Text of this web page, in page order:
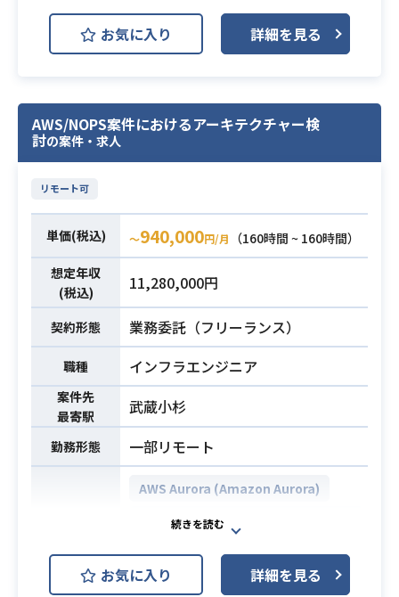
・ヒアリングに基づく具体的なシス
テム仕様やエージェントの振る舞い
Webアプリケーション（フロントエ
ンド/バックエンド）の実装
必須スキル
以上の参画経験
・Claudeを用いたファインチューニ
ング、RAG、AIエージェントの構築
経験
・AWS上での開発基盤構築経験、ま
たはJira/Redmineへの自動化機能の
組み込み経験
・英語での読み書きおよびディスカ
ッション経験
・LangChainやLangGraph、マルチ
エージェント思想を用いて自律的に
タスクを処理・判断する高度なエー
ジェントの頭脳を設計・実装するス
・JiraやRedmineの内部構造、ワー
関する深いドメイン知識とAPI連携の
実務経験
業務内容
事業拡大に伴う体制強化として、一
般消費者向けの各種サービスを支え
クラウド基盤を活用し、プラットフ
ォームの安定稼働と成長を基盤から
支える役割です。
・ファン向けコミュニティサイトに
築
・システムの安定稼働に向けた運用
および保守業務全般
※詳細は面談時にお伝えします。
必須スキル
・クラウドプラットフォーム環境を
活用した一般消費者向けアプリの構
築および運用経験5年以上
・インフラ周りの設計から構築、実
際の運用経験5年以上
お気に入り 詳細を見る
AWS/NOPS案件におけるアーキテクチャー検
討の案件・求人
リモート可
単価(税込) 〜940,000円/月
（160時間 ~ 160時間）
想定年収
(税込)
11,280,000円
契約形態 業務委託（フリーランス）
職種 インフラエンジニア
案件先
最寄駅
武蔵小杉
勤務形態 一部リモート
開発環境
AWS Aurora (Amazon Aurora)
AWS DynamoDB (Amazon Dynam
oDB)
Redis
AWS (Amazon Web Services)
お気に入り 詳細を見る